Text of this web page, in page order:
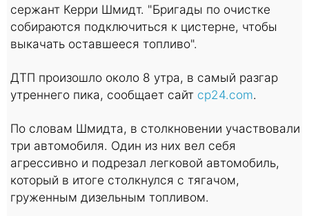
сержант Керри Шмидт. "Бригады по очистке
собираются подключиться к цистерне, чтобы
выкачать оставшееся топливо".
ДТП произошло около 8 утра, в самый разгар
утреннего пика, сообщает сайт cp24.com.
По словам Шмидта, в столкновении участвовали
три автомобиля. Один из них вел себя
агрессивно и подрезал легковой автомобиль,
который в итоге столкнулся с тягачом,
груженным дизельным топливом.